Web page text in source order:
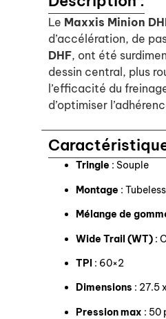
Le Maxxis Minion
d’accélération, de
DHF, ont été
dessin central, plus
l’efficacité du
d’optimiser
Tringle : Souple
Montage :
Mélange de
Wide Trail (WT) :
TPI : 60×2
Dimensions : 27.5
Pression max : 50